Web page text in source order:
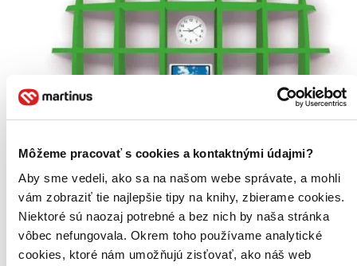
Môžeme pracovať s cookies a kontaktnými údajmi?
Aby sme vedeli, ako sa na našom webe správate, a mohli
vám zobraziť tie najlepšie tipy na knihy, zbierame cookies.
Niektoré sú naozaj potrebné a bez nich by naša stránka
vôbec nefungovala. Okrem toho používame analytické
cookies, ktoré nám umožňujú zisťovať, ako náš web